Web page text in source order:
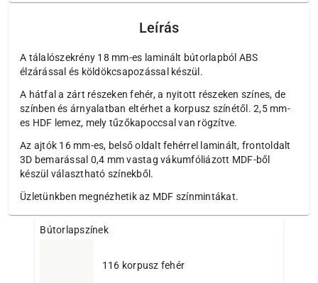
Leírás
A tálalószekrény 18 mm-es laminált bútorlapból ABS
élzárással és köldökcsapozással készül.
A hátfal a zárt részeken fehér, a nyitott részeken színes, de
színben és árnyalatban eltérhet a korpusz színétől. 2,5 mm-
es HDF lemez, mely tűzőkapoccsal van rögzítve.
Az ajtók 16 mm-es, belső oldalt fehérrel laminált, frontoldalt
3D bemarással 0,4 mm vastag vákumfóliázott MDF-ből
készül választható színekből.
Üzletünkben megnézhetik az MDF színmintákat.
Bútorlapszínek
116 korpusz fehér